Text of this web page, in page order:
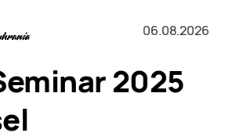
06.08.2026
2025